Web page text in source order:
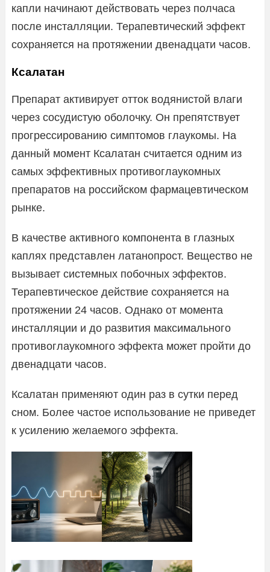
капли начинают действовать через полчаса
после инсталляции. Терапевтический эффект
сохраняется на протяжении двенадцати часов.
Ксалатан
Препарат активирует отток водянистой влаги
через сосудистую оболочку. Он препятствует
прогрессированию симптомов глаукомы. На
данный момент Ксалатан считается одним из
самых эффективных противоглаукомных
препаратов на российском фармацевтическом
рынке.
В качестве активного компонента в глазных
каплях представлен латанопрост. Вещество не
вызывает системных побочных эффектов.
Терапевтическое действие сохраняется на
протяжении 24 часов. Однако от момента
инсталляции и до развития максимального
противоглаукомного эффекта может пройти до
двенадцати часов.
Ксалатан применяют один раз в сутки перед
сном. Более частое использование не приведет
к усилению желаемого эффекта.